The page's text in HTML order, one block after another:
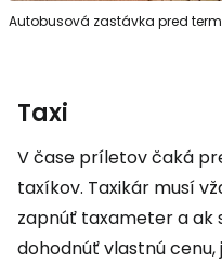
Autobusová zastávka pred
Taxi
V čase príletov čaká
taxíkov. Taxikár musí
zapnúť taxameter a ak
dohodnúť vlastnú cenu,